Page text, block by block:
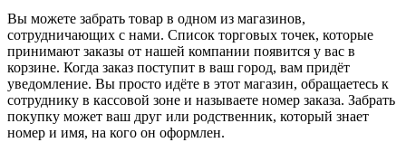
Вы можете забрать товар в одном из магазинов,
сотрудничающих с нами. Список торговых точек, которые
принимают заказы от нашей компании появится у вас в
корзине. Когда заказ поступит в ваш город, вам придёт
уведомление. Вы просто идёте в этот магазин, обращаетесь к
сотруднику в кассовой зоне и называете номер заказа. Забрать
покупку может ваш друг или родственник, который знает
номер и имя, на кого он оформлен.